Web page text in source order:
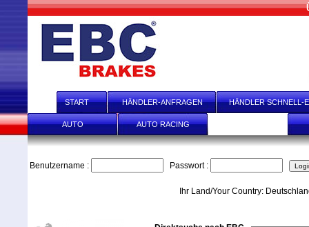
START HÄNDLER-ANFRAGEN HÄNDLER SCHNELL-
AUTO AUTO RACING
Benutzername : Passwort :
Ihr Land/Your Country: